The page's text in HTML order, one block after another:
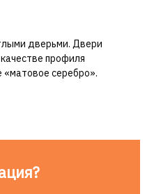
дверьми. Двери
профиля
серебро».